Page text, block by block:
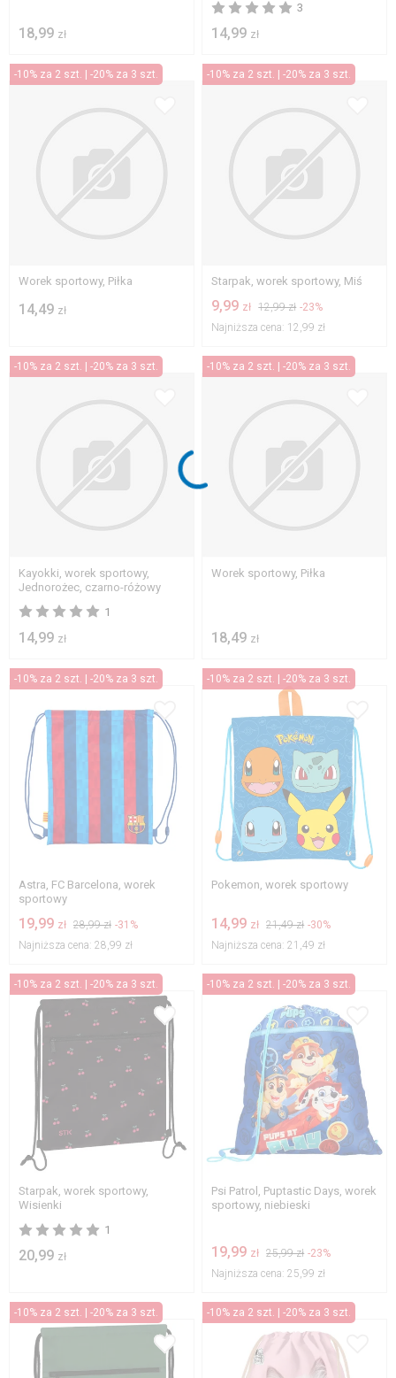
18,99 zł
3
14,99 zł
-10% za 2 szt. | -20% za 3 szt.
Worek sportowy, Piłka
14,49 zł
-10% za 2 szt. | -20% za 3 szt.
Starpak, worek sportowy, Miś
9,99 zł 12,99 zł -23%
Najniższa cena: 12,99 zł
-10% za 2 szt. | -20% za 3 szt.
Kayokki, worek sportowy,
Jednorożec, czarno-różowy
1
14,99 zł
-10% za 2 szt. | -20% za 3 szt.
Worek sportowy, Piłka
18,49 zł
-10% za 2 szt. | -20% za 3 szt.
Astra, FC Barcelona, worek
sportowy
19,99 zł 28,99 zł -31%
Najniższa cena: 28,99 zł
-10% za 2 szt. | -20% za 3 szt.
Pokemon, worek sportowy
14,99 zł 21,49 zł -30%
Najniższa cena: 21,49 zł
-10% za 2 szt. | -20% za 3 szt.
Starpak, worek sportowy,
Wisienki
1
20,99 zł
-10% za 2 szt. | -20% za 3 szt.
Psi Patrol, Puptastic Days, worek
sportowy, niebieski
19,99 zł 25,99 zł -23%
Najniższa cena: 25,99 zł
-10% za 2 szt. | -20% za 3 szt. -10% za 2 szt. | -20% za 3 szt.